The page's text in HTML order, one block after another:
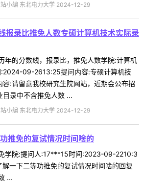
小编 东北电力大学 2024-12-29
报录比推免人数专硕计算机技术实际录
年的分数线，报录比，推免人数学院:计算机
09-2613:25提问内容:专硕计算机技
容:请留意我校研究生院网站，近期会公布招
目录中不含推免人数 ...
小编 东北电力大学 2024-12-29
推免的复试情况时间啥的
学院:提问人:17***15时间:2023-09-2210:3
一下二等功推免的复试情况时间啥的回复
...